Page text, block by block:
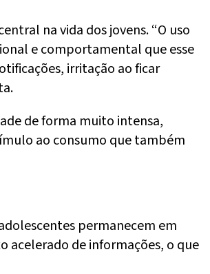
na vida dos jovens. “O uso
e comportamental que esse
irritação ao ficar
de forma muito intensa,
ao consumo que também
permanecem em
acelerado de informações, o que